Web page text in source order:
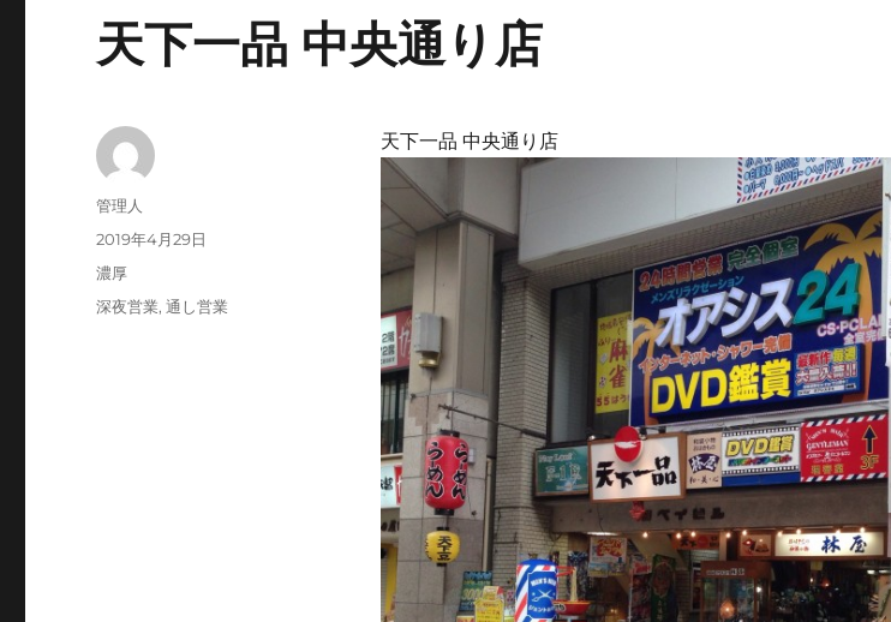
天下一品 中央通り店
天下一品 中央通り店
投
管理人
投
稿
2019年4月29日
カ
テ
濃厚
タ
深夜営業,通し営業